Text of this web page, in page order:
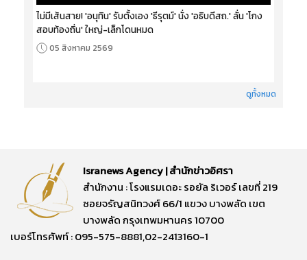
ไม่มีเส้นสาย! 'อนุทิน' รับตั้งเอง 'ธีรุตม์' นั่ง 'อธิบดีสถ.' ลั่น 'โกง
สอบท้องถิ่น' ใหญ่-เล็กโดนหมด
05 สิงหาคม 2569
ดูทั้งหมด
Isranews Agency | สำนักข่าวอิศรา
สำนักงาน : โรงแรมเดอะ รอยัล ริเวอร์ เลขที่ 219
ซอยจรัญสนิทวงศ์ 66/1 แขวง บางพลัด เขต
บางพลัด กรุงเทพมหานคร 10700
เบอร์โทรศัพท์ : 095-575-8881,02-2413160-1